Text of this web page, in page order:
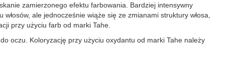
zamierzonego efektu farbowania. Bardziej intensywny
ale jednocześnie wiąże się ze zmianami struktury włosa,
przy użyciu farb od marki Tahe.
oczu. Koloryzację przy użyciu oxydantu od marki Tahe należy